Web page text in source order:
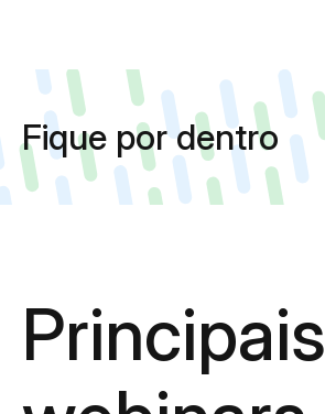
Fique por dentro
Principais